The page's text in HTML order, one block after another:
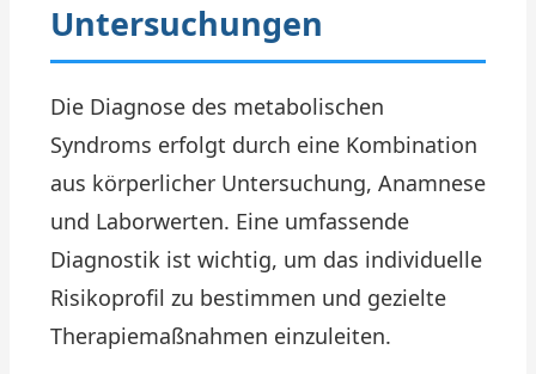
Untersuchungen
Die Diagnose des metabolischen
Syndroms erfolgt durch eine Kombination
aus körperlicher Untersuchung, Anamnese
und Laborwerten. Eine umfassende
Diagnostik ist wichtig, um das individuelle
Risikoprofil zu bestimmen und gezielte
Therapiemaßnahmen einzuleiten.